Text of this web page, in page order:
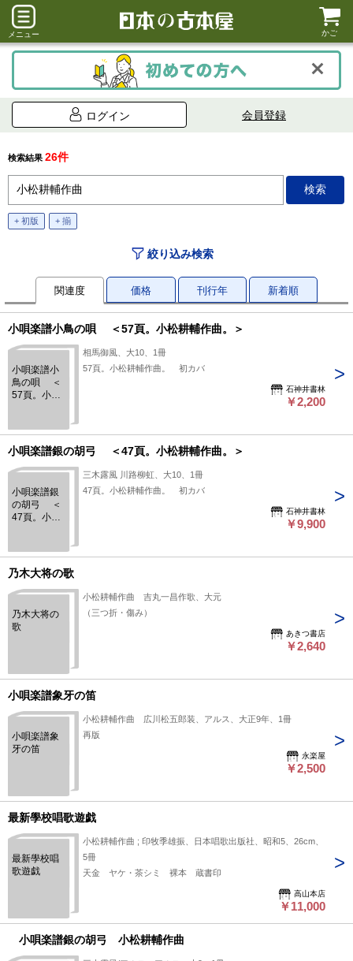
メニュー かご
ログイン 会員登録
検索結果 26件
+ 初版 + 揃
絞り込み検索
関連度 価格 刊行年 新着順
小唄楽譜小鳥の唄 ＜57頁。小松耕輔作曲。＞
小唄楽譜小
鳥の唄 ＜
57頁。小松
相馬御風、大10、1冊
57頁。小松耕輔作曲。 初カバ
石神井書林
￥2,200
小唄楽譜銀の胡弓 ＜47頁。小松耕輔作曲。＞
小唄楽譜銀
の胡弓 ＜
47頁。小松
三木露風 川路柳虹、大10、1冊
47頁。小松耕輔作曲。 初カバ
石神井書林
￥9,900
乃木大将の歌
乃木大将の
歌
小松耕輔作曲 吉丸一昌作歌、大元
（三つ折・傷み）
あきつ書店
￥2,640
小唄楽譜象牙の笛
小唄楽譜象
牙の笛
小松耕輔作曲 広川松五郎装、アルス、大正9年、1冊
再版
永楽屋
￥2,500
最新學校唱歌遊戯
最新學校唱
歌遊戯
小松耕輔作曲 ; 印牧季雄振、日本唱歌出版社、昭和5、26cm、
5冊
天金 ヤケ・茶シミ 裸本 蔵書印
高山本店
￥11,000
小唄楽譜銀の胡弓 小松耕輔作曲